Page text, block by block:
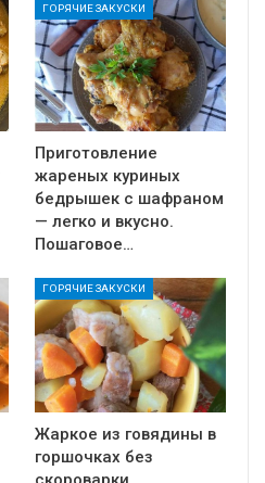
ГОРЯЧИЕ ЗАКУСКИ
Приготовление
жареных куриных
бедрышек с шафраном
— легко и вкусно.
Пошаговое…
ГОРЯЧИЕ ЗАКУСКИ
Жаркое из говядины в
горшочках без